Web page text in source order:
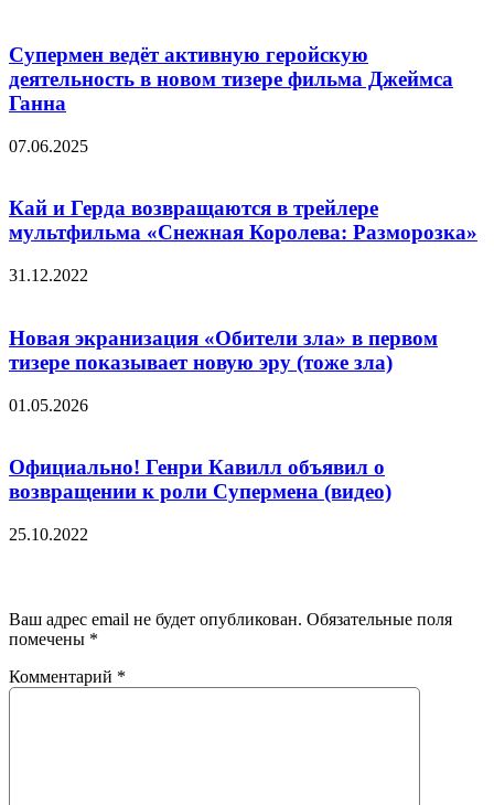
Супермен ведёт активную геройскую
деятельность в новом тизере фильма Джеймса
Ганна
07.06.2025
Кай и Герда возвращаются в трейлере
мультфильма «Снежная Королева: Разморозка»
31.12.2022
Новая экранизация «Обители зла» в первом
тизере показывает новую эру (тоже зла)
01.05.2026
Официально! Генри Кавилл объявил о
возвращении к роли Супермена (видео)
25.10.2022
Ваш адрес email не будет опубликован. Обязательные поля
помечены *
Комментарий *